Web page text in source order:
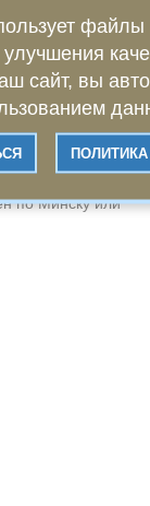
этого нажмите
чтобы
Кроме того,
+375 29 137
по Минску или
улучшения
сайт, вы